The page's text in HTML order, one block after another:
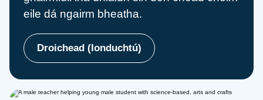
eile dá ngairm bheatha.
Droichead (Ionduchtú)